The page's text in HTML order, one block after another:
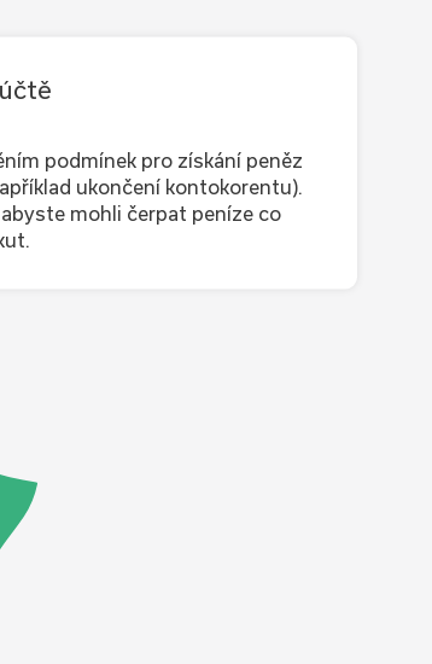
podmínek pro získání peněz
ukončení kontokorentu).
mohli čerpat peníze co